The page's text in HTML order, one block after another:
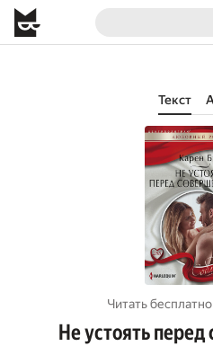
Текст
Читать
Не устоять